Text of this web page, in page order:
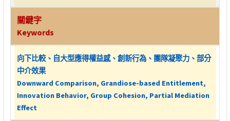
關鍵字
Keywords
向下比較、自大型應得權益感、創新行為、團隊凝聚力、部分
中介效果
Downward Comparison, Grandiose-based Entitlement,
Innovation Behavior, Group Cohesion, Partial Mediation
Effect